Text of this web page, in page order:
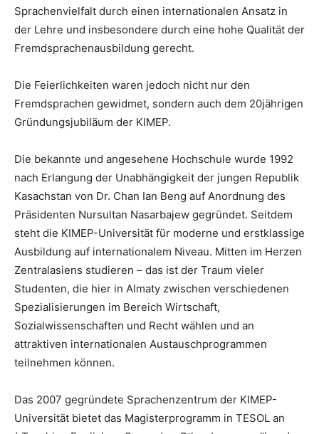
Sprachenvielfalt durch einen internationalen Ansatz in
der Lehre und insbesondere durch eine hohe Qualität der
Fremdsprachenausbildung gerecht.
Die Feierlichkeiten waren jedoch nicht nur den
Fremdsprachen gewidmet, sondern auch dem 20jährigen
Gründungsjubiläum der KIMEP.
Die bekannte und angesehene Hochschule wurde 1992
nach Erlangung der Unabhängigkeit der jungen Republik
Kasachstan von Dr. Chan Ian Beng auf Anordnung des
Präsidenten Nursultan Nasarbajew gegründet. Seitdem
steht die KIMEP-Universität für moderne und erstklassige
Ausbildung auf internationalem Niveau. Mitten im Herzen
Zentralasiens studieren – das ist der Traum vieler
Studenten, die hier in Almaty zwischen verschiedenen
Spezialisierungen im Bereich Wirtschaft,
Sozialwissenschaften und Recht wählen und an
attraktiven internationalen Austauschprogrammen
teilnehmen können.
Das 2007 gegründete Sprachenzentrum der KIMEP-
Universität bietet das Magisterprogramm in TESOL an